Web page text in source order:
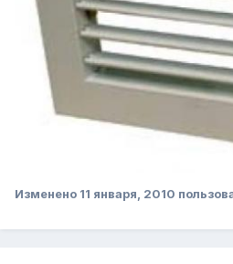
Изменено 11 января, 2010